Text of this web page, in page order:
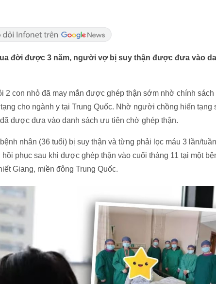
đời được 3 năm, người vợ bị suy thận được đưa vào
2 con nhỏ đã may mắn được ghép thận sớm nhờ chính sách
cho ngành y tại Trung Quốc. Nhờ người chồng hiến tạng
được đưa vào danh sách ưu tiên chờ ghép thận.
nhân (36 tuổi) bị suy thận và từng phải lọc máu 3 lần/
phục sau khi được ghép thận vào cuối tháng 11 tại một
Giang, miền đông Trung Quốc.